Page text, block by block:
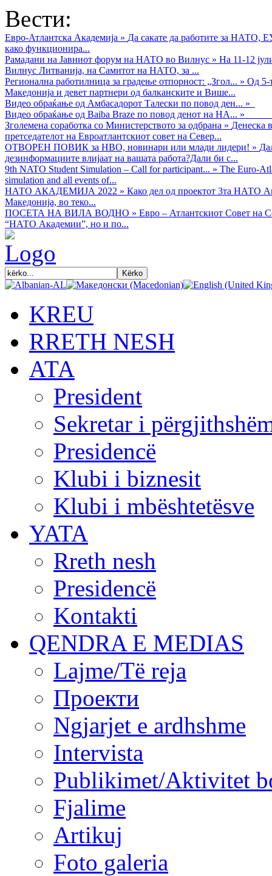
Вести:
Евро-Атлантска Академија » Да сакате да работите за НАТО,
како функционира...
Рамадани на Јавниот форум на НАТО во Вилнус » На 11-12
Вилнус Литванија, на Самитот на НАТО, за ...
Регионална работилница за градење отпорност: „Згол... » Од 5-
Македонија и девет партнери од балканските и Више...
Видео обраќањe од Амбасадорот Талески по повод ден... »
Видео обраќање од Baiba Braze по повод денот на НА... »
Зголемена соработка со Министерството за одбрана » Денеска
претседателот на Евроатлантскиот совет на Север...
ОТВОРЕН ПОВИК за НВО, новинари или млади лидери! »
дезинформациите влијаат на вашата работа?Дали би с...
9th NATO Student Simulation – Call for participant... » The Euro-
simulation and all events of...
НАТО АКАДЕМИЈА 2022 » Како дел од проектот 3та НАТО
Македонија, во теко...
ПОСЕТА НА ВИЛА ВОДНО » Евро – Атлантскиот Совет на
“НАТО Академии”, но и по...
KREU
RRETH NESH
АТА
President
Sekretar i
Presidencë
Klubi i biznesit
Klubi i mbështetësve
YATA
Rreth nesh
Presidencë
Kontakti
QENDRA E MEDIAS
Lajme/Të reja
Проекти
Ngjarjet e ardhshme
Intervista
Publikimet/Aktivitet
Fjalime
Artikuj
Foto galeria